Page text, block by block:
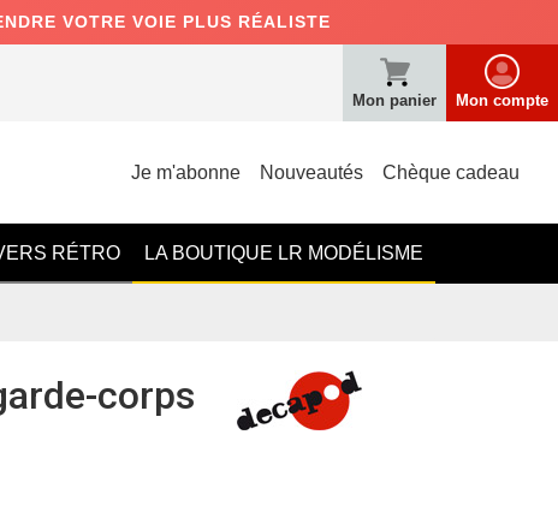
VOTRE VOIE PLUS RÉALISTE
Mon panier Mon compte
Je m'abonne Nouveautés Chèque cadeau
RÉTRO LA BOUTIQUE LR MODÉLISME
corps